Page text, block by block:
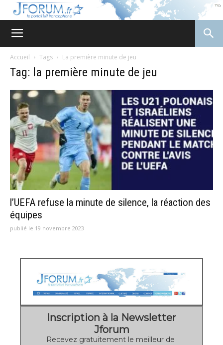
Accueil Tags La première minute de jeu
Tag: la première minute de jeu
l’UEFA refuse la minute de silence, la réaction des
équipes
publié le 19 novembre 2023
Inscription à la Newsletter
Jforum
Recevez gratuitement le meilleur de